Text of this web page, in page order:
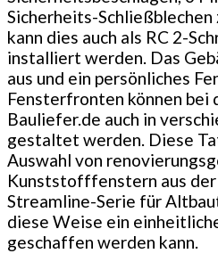
Sicherheits-
kann dies auch als RC 2-
installiert werden. Das
aus und ein persönliches
Fensterfronten können bei
Bauliefer.de auch in
gestaltet werden. Diese
Auswahl von
Kunststofffenstern aus der
Streamline-Serie für
diese Weise ein
geschaffen werden kann.